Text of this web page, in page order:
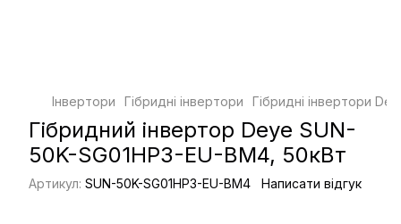
Інвертори Гібридні інвертори Гібридні інвертори
Гібридний інвертор Deye SUN-
50K-SG01HP3-EU-BM4, 50кВт
Артикул: SUN-50K-SG01HP3-EU-BM4 Написати відгук